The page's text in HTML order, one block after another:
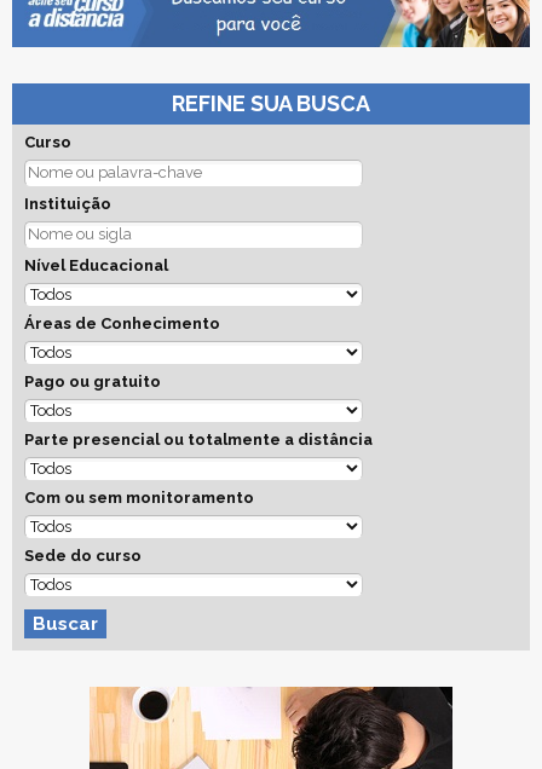
REFINE SUA BUSCA
Curso
Instituição
Nível Educacional
Áreas de Conhecimento
Pago ou gratuito
Parte presencial ou totalmente a distância
Com ou sem monitoramento
Sede do curso
Buscar